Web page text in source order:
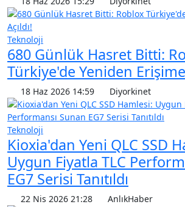
Teknoloji
680 Günlük Hasret Bitti:
Türkiye'de Yeniden Erişime
18 Haz 2026 14:59 Diyorkinet
Teknoloji
Kioxia'dan Yeni QLC SSD
Uygun Fiyatla TLC
EG7 Serisi Tanıtıldı
22 Nis 2026 21:28 AnlıkHaber